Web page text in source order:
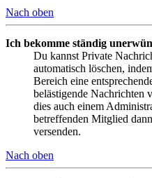
Nach oben
Ich bekomme ständig
Du kannst Private
automatisch löschen,
Bereich eine
belästigende Nachrichten
dies auch einem
betreffenden Mitglied
versenden.
Nach oben